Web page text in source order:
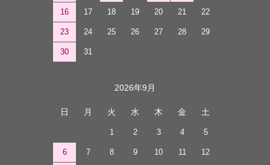
16 17 18 19 20 21 22
23 24 25 26 27 28 29
30 31
2026年9月
日 月 火 水 木 金 土
1 2 3 4 5
6 7 8 9 10 11 12